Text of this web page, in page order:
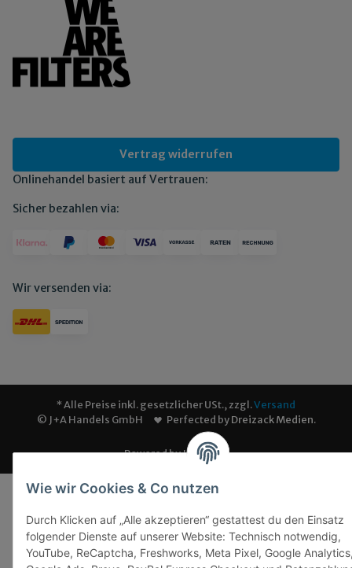
Wie wir Cookies & Co nutzen
Durch Klicken auf „Alle akzeptieren“ gestattest du den Einsatz
folgender Dienste auf unserer Website: Technisch notwendig,
YouTube, ReCaptcha, Freshworks, Meta Pixel, Google
Vertrag widerrufen
Onlinehandel basiert auf Vertrauen:
Sicher bezahlen via:
Wir versenden via:
* Alle Preise inkl. gesetzlicher USt., zzgl.Versand
© J+A Handels GmbH
Perfected byDreizack Medien.
Powered byJTL-Shop